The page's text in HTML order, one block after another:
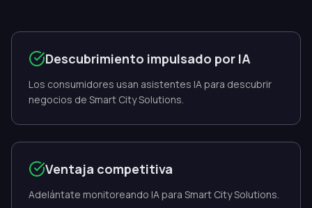
Descubrimiento impulsado por IA
Los consumidores usan asistentes IA para descubrir
negocios de Smart City Solutions.
Ventaja competitiva
Adelántate monitoreando IA para Smart City Solutions.